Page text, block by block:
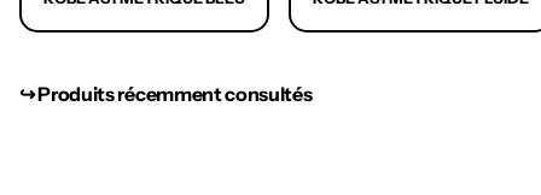
↪︎ Produits récemment consultés